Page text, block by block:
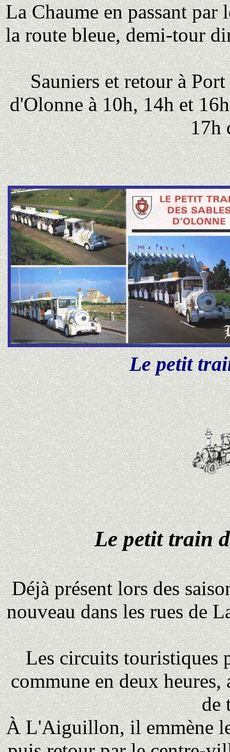
La Chaume en passant par
la route bleue, demi-tour
Sauniers et retour à
d'Olonne à 10h, 14h et
17h
Le petit
Le petit train
Déjà présent lors des
nouveau dans les rues de
Les circuits touristiques
commune en deux
de
À L'Aiguillon, il emmène